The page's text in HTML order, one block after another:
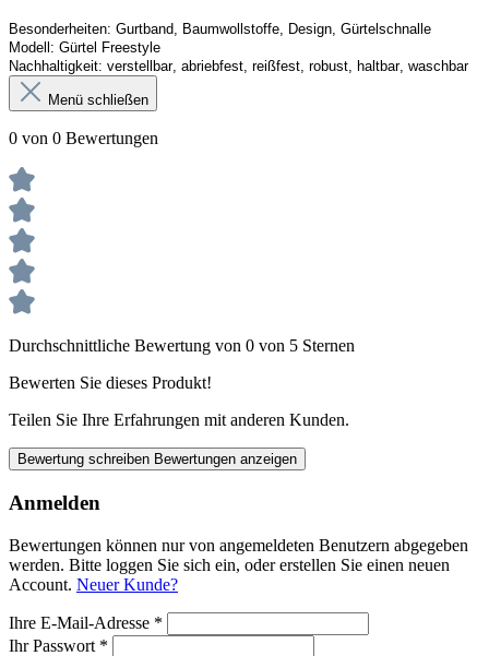
Besonderheiten: Gurtband, Baumwollstoffe, Design, Gürtelschnalle
Modell: Gürtel Freestyle
Nachhaltigkeit: verstellbar, abriebfest, reißfest, robust, haltbar, waschbar
Menü schließen
0 von 0 Bewertungen
Durchschnittliche Bewertung von 0 von 5 Sternen
Bewerten Sie dieses Produkt!
Teilen Sie Ihre Erfahrungen mit anderen Kunden.
Bewertung schreiben Bewertungen anzeigen
Anmelden
Bewertungen können nur von angemeldeten Benutzern abgegeben
werden. Bitte loggen Sie sich ein, oder erstellen Sie einen neuen
Account. Neuer Kunde?
Ihre E-Mail-Adresse *
Ihr Passwort *